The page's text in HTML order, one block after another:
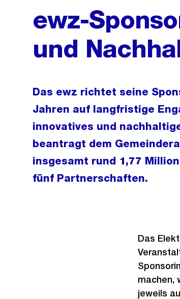
ewz-
und
Das ewz richtet seine
Jahren auf langfristige
innovatives und
beantragt dem
insgesamt rund 1,77
fünf Partnerschaften.
Das
machen,
jeweils